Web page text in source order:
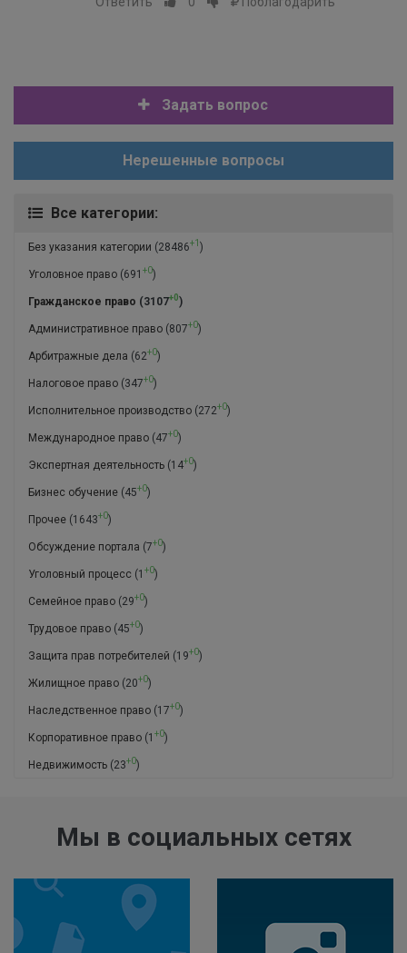
Задать вопрос
Нерешенные вопросы
Все категории:
Без указания категории (28486+1 )
Уголовное право (691 +0)
Гражданское право (3107+0)
Административное право (807+0)
Арбитражные дела (62+0)
Налоговое право (347+0)
Исполнительное производство (272+0)
Международное право (47+0)
Экспертная деятельность (14+0)
Бизнес обучение (45+0)
Прочее (1643+0)
Обсуждение портала (7+0)
Уголовный процесс (1 +0)
Семейное право (29+0)
Трудовое право (45+0)
Защита прав потребителей (19+0)
Жилищное право (20+0)
Наследственное право (17+0)
Корпоративное право (1 +0)
Недвижимость (23+0)
Мы в социальных сетях